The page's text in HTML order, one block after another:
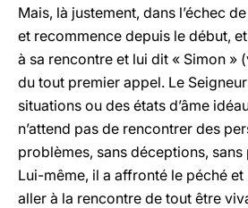
Mais, là justement, dans l’échec
et recommence depuis le début,
à sa rencontre et lui dit « Simon »
du tout premier appel. Le
situations ou des états d’âme
n’attend pas de rencontrer des
problèmes, sans déceptions,
Lui-même, il a affronté le péché
aller à la rencontre de tout être